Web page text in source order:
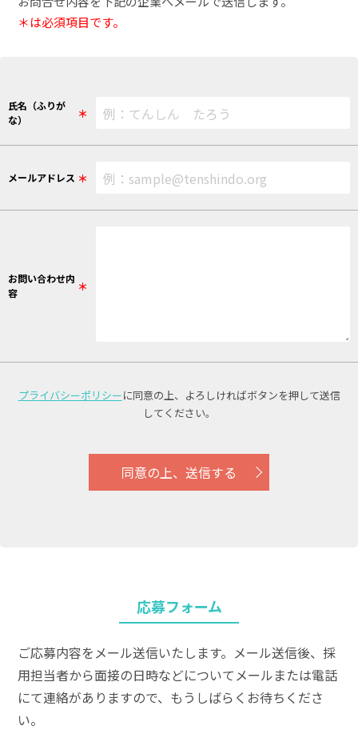
＊は必須項目です。
氏名（ふりが
な）
＊
メールアドレス ＊
お問い合わせ内
容
＊
プライバシーポリシーに同意の上、 よろしければボタンを押して送信
してください。
同意の上、送信する
応募フォーム
ご応募内容をメール送信いたします。メール送信後、採
用担当者から面接の日時などについてメールまたは電話
にて連絡がありますので、もうしばらくお待ちくださ
い。